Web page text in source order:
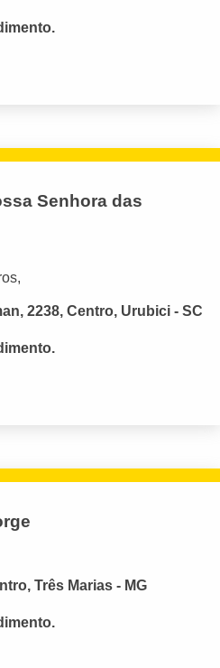
Senhora das
2238, Centro, Urubici - SC
Três Marias - MG